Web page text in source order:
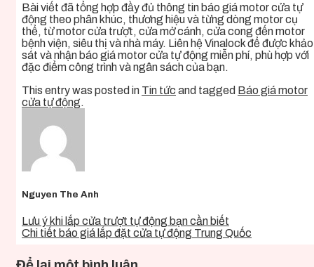
Bài viết đã tổng hợp đầy đủ thông tin báo giá motor cửa tự
động theo phân khúc, thương hiệu và từng dòng motor cụ
thể, từ motor cửa trượt, cửa mở cánh, cửa cong đến motor
bệnh viện, siêu thị và nhà máy. Liên hệ Vinalock để được khảo
sát và nhận báo giá motor cửa tự động miễn phí, phù hợp với
đặc điểm công trình và ngân sách của bạn.
This entry was posted in Tin tức and tagged Báo giá motor
cửa tự động.
Nguyen The Anh
Lưu ý khi lắp cửa trượt tự động bạn cần biết
Chi tiết báo giá lắp đặt cửa tự động Trung Quốc